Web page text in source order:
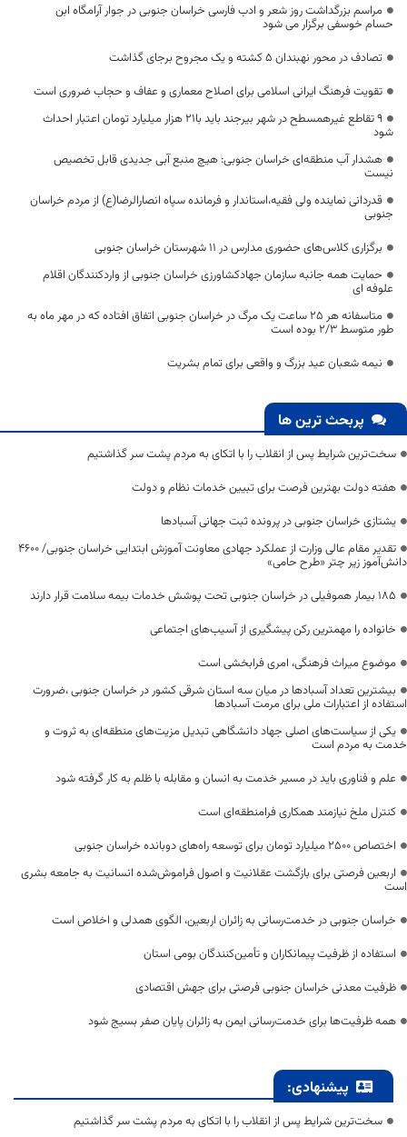
مراسم بزرگداشت روز شعر و ادب فارسی خراسان جنوبی در جوار آرامگاه ابن
حسام خوسفی برگزار می شود
تصادف در محور نهبندان 5 کشته و یک مجروح برجای گذاشت
تقویت فرهنگ ایرانی اسلامی برای اصلاح معماری و عفاف و حجاب ضروری است
۹ تقاطع غیرهمسطح در شهر بیرجند باید با۲۱ هزار میلیارد تومان اعتبار احداث
شود
هشدار آب منطقه‌ای خراسان جنوبی: هیچ منبع آبی جدیدی قابل تخصیص
نیست
قدردانی نماینده ولی فقیه،استاندار و فرمانده سپاه انصارالرضا(ع) از مردم خراسان
جنوبی
برگزاری کلاس‌های حضوری مدارس در ۱۱ شهرستان خراسان جنوبی
حمایت همه جانبه سازمان جهادکشاورزی خراسان جنوبی از واردکنندگان اقلام
علوفه ای
متاسفانه هر ۲۵ ساعت یک مرگ در خراسان جنوبی اتفاق افتاده که در مهر ماه به
طور متوسط ۲/۳ بوده است
نیمه شعبان عید بزرگ و واقعی برای تمام بشریت
پربحث ترین ها
سخت‌ترین شرایط پس از انقلاب را با اتکای به مردم پشت سر گذاشتیم
هفته دولت بهترین فرصت برای تبیین خدمات نظام و دولت
یشتازی خراسان جنوبی در پرونده ثبت جهانی آسبادها
تقدیر مقام عالی وزارت از عملکرد جهادی معاونت آموزش ابتدایی خراسان جنوبی/ ۴۶۰۰
دانش‌آموز زیر چتر «طرح حامی»
۱۸۵ بیمار هموفیلی در خراسان جنوبی تحت پوشش خدمات بیمه سلامت قرار دارند
خانواده را مهمترین رکن پیشگیری از آسیب‌های اجتماعی
موضوع میراث فرهنگی، امری فرابخشی است
بیشترین تعداد آسبادها در میان سه استان شرقی کشور در خراسان جنوبی ،ضرورت
استفاده از اعتبارات ملی برای مرمت آسبادها
یکی از سیاست‌های اصلی جهاد دانشگاهی تبدیل مزیت‌های منطقه‌ای به ثروت و
خدمت به مردم است
علم و فناوری باید در مسیر خدمت به انسان و مقابله با ظلم به کار گرفته شود
کنترل ملخ نیازمند همکاری فرامنطقه‌ای است
اختصاص 2500 میلیارد تومان برای توسعه راه‌های دوبانده خراسان جنوبی
اربعین فرصتی برای بازگشت عقلانیت و اصول فراموش‌شده انسانیت به جامعه بشری
است
خراسان جنوبی در خدمت‌رسانی به زائران اربعین، الگوی همدلی و اخلاص است
استفاده از ظرفیت پیمانکاران و تأمین‌کنندگان بومی استان
ظرفیت معدنی خراسان جنوبی فرصتی برای جهش اقتصادی
همه ظرفیت‌ها برای خدمت‌رسانی ایمن به زائران پایان صفر بسیج شود
پیشنهادی:
سخت‌ترین شرایط پس از انقلاب را با اتکای به مردم پشت سر گذاشتیم